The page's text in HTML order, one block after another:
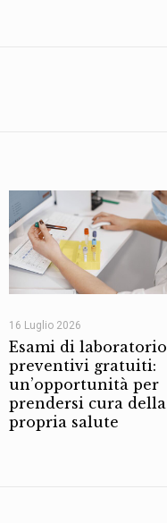
16 Luglio 2026
Esami di laboratorio
preventivi gratuiti:
un’opportunità per
prendersi cura della
propria salute